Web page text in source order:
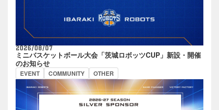
2026/08/07
ミニバスケットボール大会「茨城ロボッツCUP」新設・開催
のお知らせ
EVENT COMMUNITY OTHER